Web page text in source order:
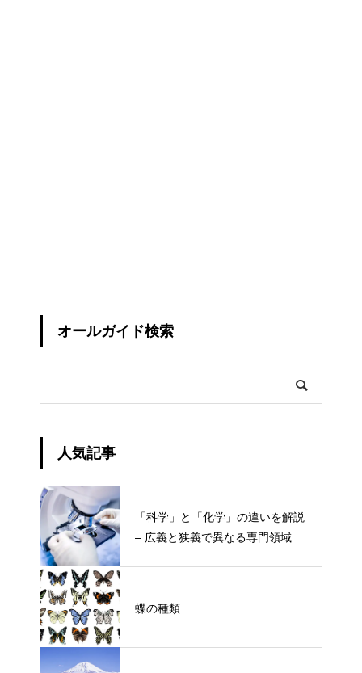
オールガイド検索
人気記事
「科学」と「化学」の違いを解説
– 広義と狭義で異なる専門領域
蝶の種類